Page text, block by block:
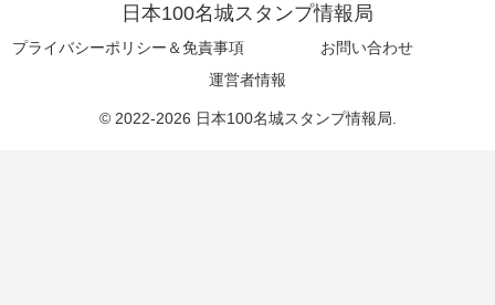
日本100名城スタンプ情報局
プライバシーポリシー＆免責事項
お問い合わせ
運営者情報
© 2022-2026 日本100名城スタンプ情報局.